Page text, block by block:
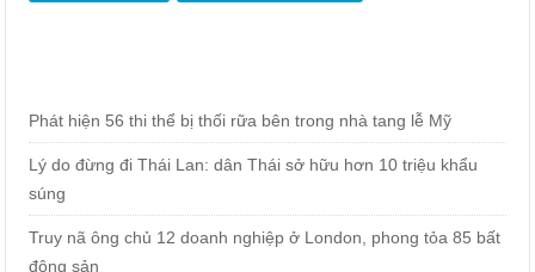
Phát hiện 56 thi thể bị thối rữa bên trong nhà tang lễ Mỹ
Lý do đừng đi Thái Lan: dân Thái sở hữu hơn 10 triệu khẩu
súng
Truy nã ông chủ 12 doanh nghiệp ở London, phong tỏa 85 bất
động sản